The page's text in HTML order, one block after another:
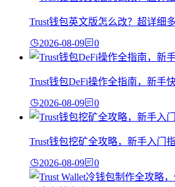
Trust钱包英文版怎么改？超详细
2026-08-09 0
Trust钱包DeFi操作全指南，新手
2026-08-09 0
Trust钱包挖矿全攻略，新手入门
2026-08-09 0